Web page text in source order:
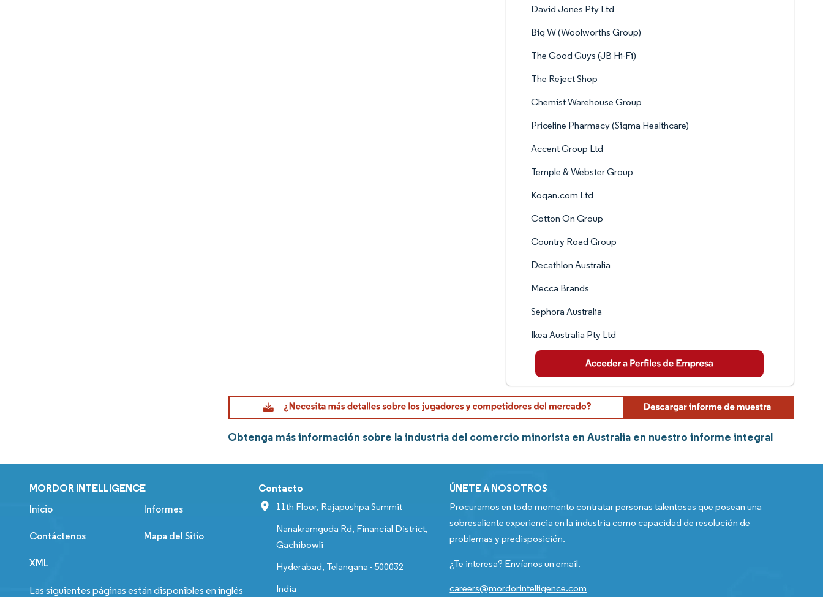
David Jones Pty Ltd
Big W (Woolworths Group)
The Good Guys (JB Hi-Fi)
The Reject Shop
Chemist Warehouse Group
Priceline Pharmacy (Sigma Healthcare)
Accent Group Ltd
Temple & Webster Group
Kogan.com Ltd
Cotton On Group
Country Road Group
Decathlon Australia
Mecca Brands
Sephora Australia
Ikea Australia Pty Ltd
Obtenga más información sobre la industria del comercio minorista en Australia en nuestro informe integral
MORDOR INTELLIGENCE
Inicio Informes
Contáctenos Mapa del Sitio
XML
Las siguientes páginas están disponibles en inglés
Contacto
11th Floor, Rajapushpa Summit
Nanakramguda Rd, Financial District,
Gachibowli
Hyderabad, Telangana - 500032
India
ÚNETE A NOSOTROS
Procuramos en todo momento contratar personas talentosas que posean una
sobresaliente experiencia en la industria como capacidad de resolución de
problemas y predisposición.
¿Te interesa? Envíanos un email.
careers@mordorintelligence.com